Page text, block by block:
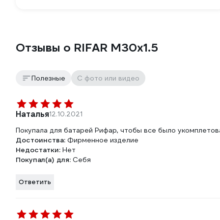
Отзывы о RIFAR М30х1.5
Полезные С фото или видео
Наталья12.10.2021
Покупала для батарей Рифар, чтобы все было
Достоинства: Фирменное изделие
Недостатки: Нет
Покупал(а) для: Себя
Ответить